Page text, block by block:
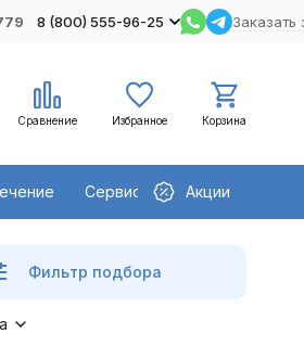
8 (800) 555-96-25 Заказать
Сравнение Избранное Корзина
Сервисное оборудование
Акции
Фильтр подбора